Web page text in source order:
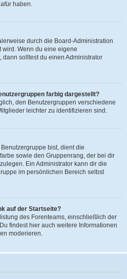
haben.
durch die Board-Administration
wird. Wenn du eine eigene
dann solltest du einen Administrator
farbig dargestellt?
den Benutzergruppen verschiedene
leichter zu identifizieren sind.
bist, dient die
sowie den Gruppenrang, der bei dir
Ein Administrator kann dir die
im persönlichen Bereich selbst
auf der Startseite?
des Forenteams, einschließlich der
findest hier auch weitere Informationen
moderieren.